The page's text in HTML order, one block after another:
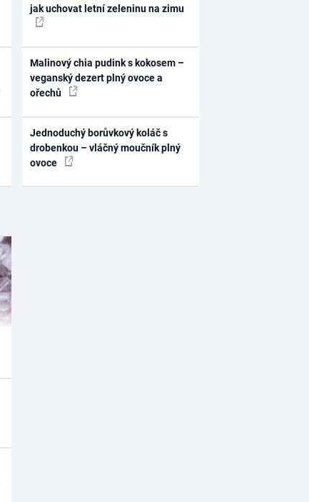
jak uchovat letní zeleninu na zimu
Malinový chia pudink s kokosem –
veganský dezert plný ovoce a
ořechů
Jednoduchý borůvkový koláč s
drobenkou – vláčný moučník plný
ovoce